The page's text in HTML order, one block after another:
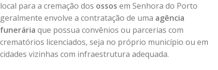
local para a cremação dos ossos em Senhora do Porto
geralmente envolve a contratação de uma agência
funerária que possua convênios ou parcerias com
crematórios licenciados, seja no próprio município ou em
cidades vizinhas com infraestrutura adequada.